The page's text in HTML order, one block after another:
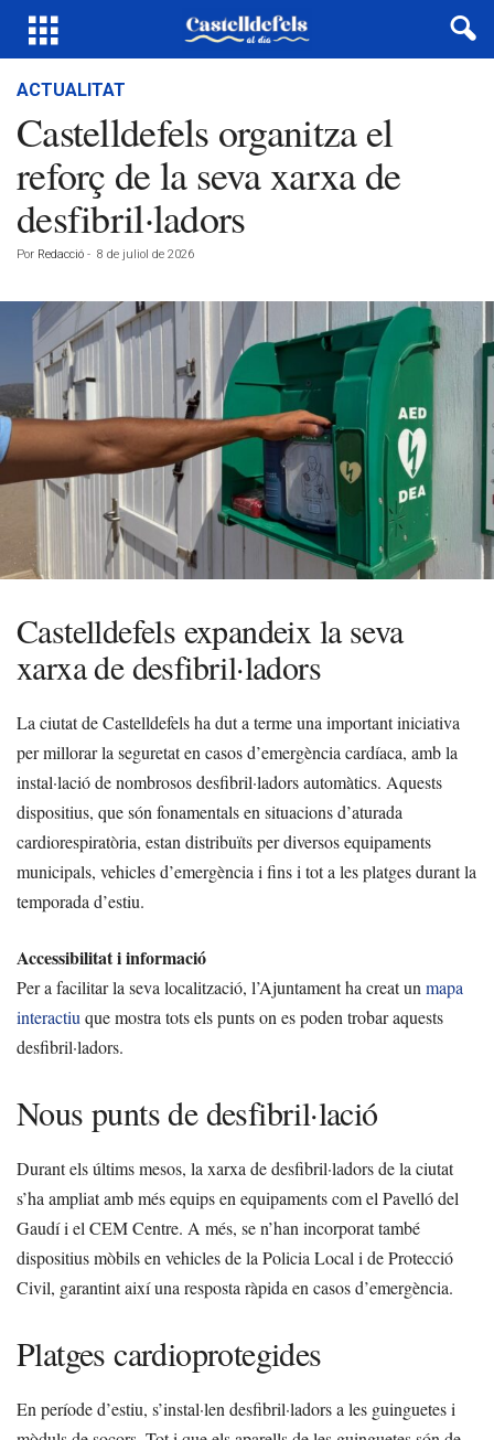
ACTUALITAT
Castelldefels organitza el
reforç de la seva xarxa de
desfibril·ladors
Por Redacció - 8 de juliol de 2026
Castelldefels expandeix la seva
xarxa de desfibril·ladors
La ciutat de Castelldefels ha dut a terme una important iniciativa
per millorar la seguretat en casos d’emergència cardíaca, amb la
instal·lació de nombrosos desfibril·ladors automàtics. Aquests
dispositius, que són fonamentals en situacions d’aturada
cardiorespiratòria, estan distribuïts per diversos equipaments
municipals, vehicles d’emergència i fins i tot a les platges durant la
temporada d’estiu.
Accessibilitat i informació
Per a facilitar la seva localització, l’Ajuntament ha creat un mapa
interactiu que mostra tots els punts on es poden trobar aquests
desfibril·ladors.
Nous punts de desfibril·lació
Durant els últims mesos, la xarxa de desfibril·ladors de la ciutat
s’ha ampliat amb més equips en equipaments com el Pavelló del
Gaudí i el CEM Centre. A més, se n’han incorporat també
dispositius mòbils en vehicles de la Policia Local i de Protecció
Civil, garantint així una resposta ràpida en casos d’emergència.
Platges cardioprotegides
En període d’estiu, s’instal·len desfibril·ladors a les guinguetes i